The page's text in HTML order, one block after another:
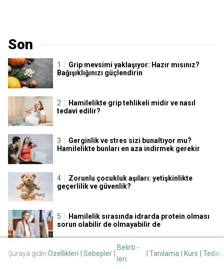
Şuraya gidin:Özellikleri Sebepler
Belirti -
leri:
Tanılama Kurs Tedavi
Son
Grip mevsimi yaklaşıyor: Hazır mısınız?
Bağışıklığınızı güçlendirin
Hamilelikte grip tehlikeli midir ve nasıl
tedavi edilir?
Gerginlik ve stres sizi bunaltıyor mu?
Hamilelikte bunları en aza indirmek gerekir
Zorunlu çocukluk aşıları: yetişkinlikte
geçerlilik ve güvenlik?
Hamilelik sırasında idrarda protein olması
sorun olabilir de olmayabilir de
Kabızlık için ne yapmalı ve zorlanmadan